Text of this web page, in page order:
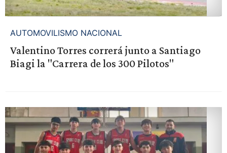
AUTOMOVILISMO NACIONAL
Valentino Torres correrá junto a Santiago
Biagi la "Carrera de los 300 Pilotos"